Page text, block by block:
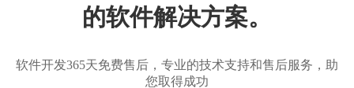
的软件解决方案。
软件开发365天免费售后，专业的技术支持和售后服务，助
您取得成功